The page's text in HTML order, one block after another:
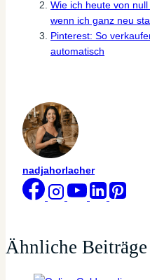
Wie ich heute von
wenn ich ganz neu
Pinterest: So
automatisch
nadjahorlacher
Ähnliche Beiträge